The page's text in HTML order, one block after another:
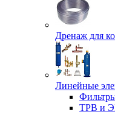
Дренаж для
Линейные
ТРВ и